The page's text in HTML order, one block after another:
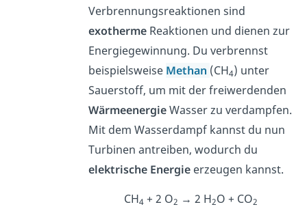
Verbrennungsreaktionen sind
exotherme Reaktionen und dienen zur
Energiegewinnung. Du verbrennst
beispielsweise Methan (CH4) unter
Sauerstoff, um mit der freiwerdenden
WärmeenergieWasser zu verdampfen.
Mit dem Wasserdampf kannst du nun
Turbinen antreiben, wodurch du
elektrische Energie erzeugen kannst.
CH4 + 2 O2 → 2 H2O + CO2